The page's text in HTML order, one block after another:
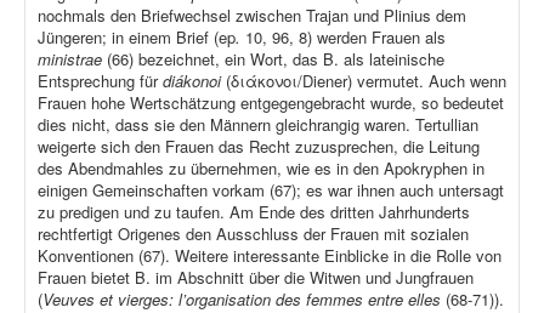
nochmals den Briefwechsel zwischen Trajan und Plinius dem
Jüngeren; in einem Brief (ep. 10, 96, 8) werden Frauen als
ministrae (66) bezeichnet, ein Wort, das B. als lateinische
Entsprechung fürdiákonoi (διάκονοι/Diener) vermutet. Auch wenn
Frauen hohe Wertschätzung entgegengebracht wurde, so bedeutet
dies nicht, dass sie den Männern gleichrangig waren. Tertullian
weigerte sich den Frauen das Recht zuzusprechen, die Leitung
des Abendmahles zu übernehmen, wie es in den Apokryphen in
einigen Gemeinschaften vorkam (67); es war ihnen auch untersagt
zu predigen und zu taufen. Am Ende des dritten Jahrhunderts
rechtfertigt Origenes den Ausschluss der Frauen mit sozialen
Konventionen (67). Weitere interessante Einblicke in die Rolle von
Frauen bietet B. im Abschnitt über die Witwen und Jungfrauen
(Veuves et vierges: l’organisation des femmes entre elles (68-71)).